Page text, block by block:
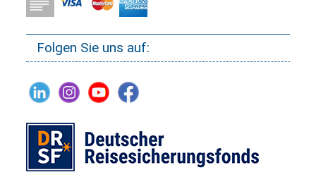
Folgen Sie uns auf: